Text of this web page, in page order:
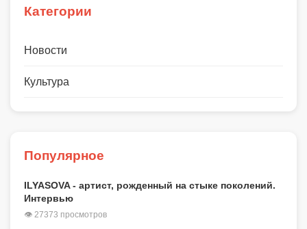
Категории
Новости
Культура
Популярное
ILYASOVA - артист, рожденный на стыке поколений.
Интервью
👁 27373 просмотров